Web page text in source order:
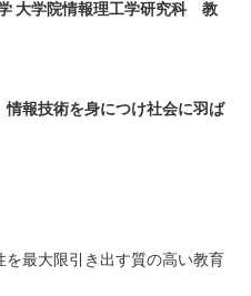
大学院情報理工学研究科 教
情報技術を身につけ社会に羽ば
最大限引き出す質の高い教育